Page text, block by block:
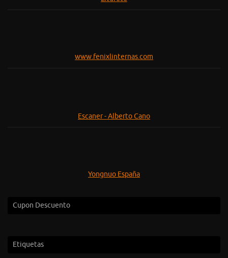
www.fenixlinternas.com
Escaner - Alberto Cano
Yongnuo España
Cupon Descuento
Etiquetas